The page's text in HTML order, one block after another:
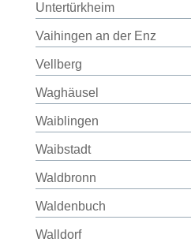
Untertürkheim
Vaihingen an der Enz
Vellberg
Waghäusel
Waiblingen
Waibstadt
Waldbronn
Waldenbuch
Walldorf